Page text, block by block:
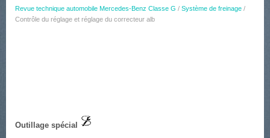
Revue technique automobile Mercedes-Benz Classe G / Système de freinage /
Contrôle du réglage et réglage du correcteur alb
Outillage spécial